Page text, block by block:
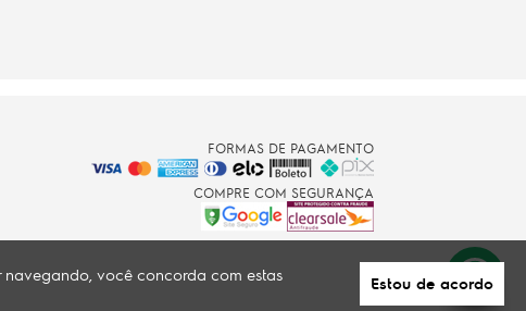
FORMAS DE PAGAMENTO
COMPRE COM SEGURANÇA
navegando, você concorda com estas
Estou de acordo